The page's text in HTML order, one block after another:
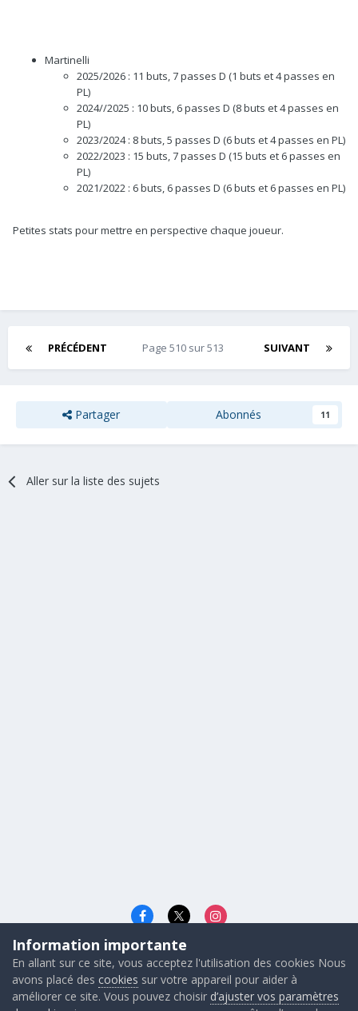
Martinelli
2025/2026 : 11 buts, 7 passes D (1 buts et 4 passes en
PL)
2024//2025 : 10 buts, 6 passes D (8 buts et 4 passes en
PL)
2023/2024 : 8 buts, 5 passes D (6 buts et 4 passes en PL)
2022/2023 : 15 buts, 7 passes D (15 buts et 6 passes en
PL)
2021/2022 : 6 buts, 6 passes D (6 buts et 6 passes en PL)
Petites stats pour mettre en perspective chaque joueur.
PRÉCÉDENT SUIVANT
Page 510 sur 513
Partager Abonnés 11
Aller sur la liste des sujets
Langue
© 2026 - Gunners FRANCE
Powered by Invision Community
Information importante
En allant sur ce site, vous acceptez l'utilisation des cookies Nous
avons placé des cookies sur votre appareil pour aider à
améliorer ce site. Vous pouvez choisir d’ajuster vos paramètres